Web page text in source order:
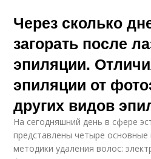
Через сколько
загорать после
эпиляции.
эпиляции от
других видов
На сегодняшний день в сфере
представлены четыре основные
методики удаления волос: